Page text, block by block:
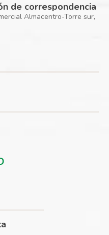
de correspondencia
Almacentro-Torre sur,